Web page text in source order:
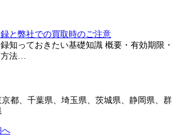
と弊社での買取時のご注意
知っておきたい基礎知識 概要・有効期限・
法…
都、千葉県、埼玉県、茨城県、静岡県、群
へ